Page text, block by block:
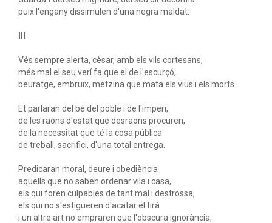
puix l'engany dissimulen d'una negra maldat.
Vés sempre alerta, cèsar, amb els vils cortesans,
més mal el seu verí fa que el de l'escurçó,
beuratge, embruix, metzina que mata els vius i els morts.
Et parlaran del bé del poble i de l'imperi,
de les raons d'estat que desraons procuren,
de la necessitat que té la cosa pública
de treball, sacrifici, d'una total entrega.
Predicaran moral, deure i obediència
aquells que no saben ordenar vila i casa,
els qui foren culpables de tant mal i destrossa,
els qui no s'estigueren d'acatar el tirà
i un altre art no empraren que l'obscura ignorància,